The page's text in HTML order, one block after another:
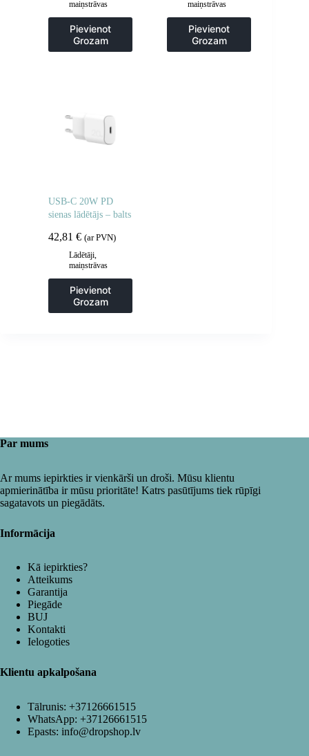
maiņstrāvas
Pievienot
Grozam
maiņstrāvas
Pievienot
Grozam
USB-C 20W PD
sienas lādētājs – balts
42,81 € (ar PVN)
Lādētāji,
maiņstrāvas
Pievienot
Grozam
Par mums
Ar mums iepirkties ir vienkārši un droši. Mūsu klientu
apmierinātība ir mūsu prioritāte! Katrs pasūtījums tiek rūpīgi
sagatavots un piegādāts.
Informācija
Kā iepirkties?
Atteikums
Garantija
Piegāde
BUJ
Kontakti
Ielogoties
Klientu apkalpošana
Tālrunis: +37126661515
WhatsApp: +37126661515
Epasts: info@dropshop.lv